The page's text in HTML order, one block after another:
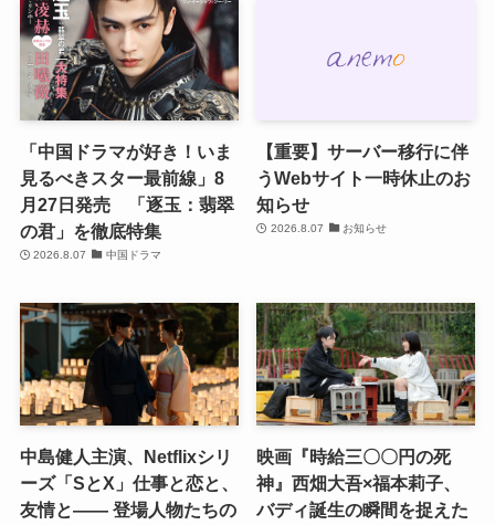
「中国ドラマが好き！いま
見るべきスター最前線」8
月27日発売 「逐玉：翡翠
の君」を徹底特集
2026.8.07 中国ドラマ
【重要】サーバー移行に伴
うWebサイト一時休止のお
知らせ
2026.8.07 お知らせ
中島健人主演、Netflixシリ
ーズ「SとX」仕事と恋と、
友情と―― 登場人物たちの
映画『時給三〇〇円の死
神』西畑大吾×福本莉子、
バディ誕生の瞬間を捉えた